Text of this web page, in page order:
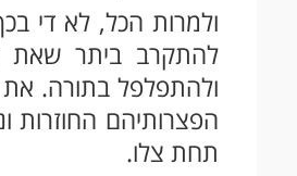
ולמרות הכל, לא די
להתקרב ביתר שאת
הפצרותיהם החוזרות
תחת צלו.